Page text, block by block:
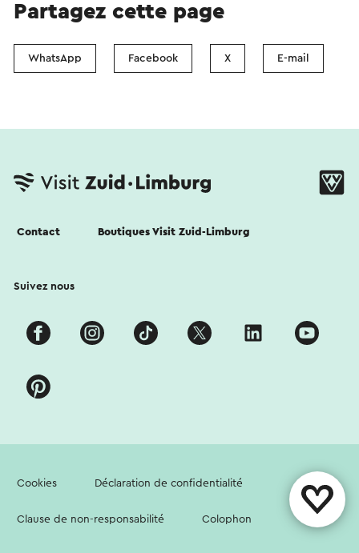
Partagez cette page
WhatsApp Facebook X E-mail
Contact Boutiques Visit Zuid-Limburg
Suivez nous
Cookies Déclaration de confidentialité
Clause de non-responsabilité Colophon